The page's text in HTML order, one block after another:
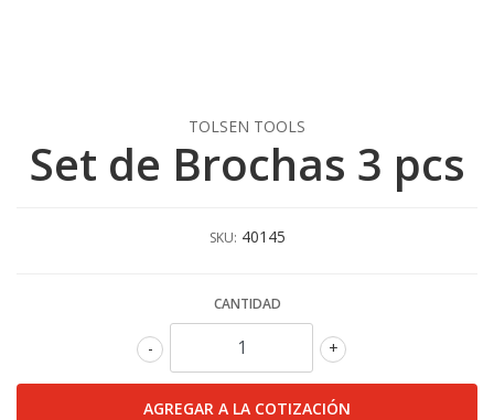
TOLSEN TOOLS
Set de Brochas 3 pcs
SKU: 40145
CANTIDAD
+
-